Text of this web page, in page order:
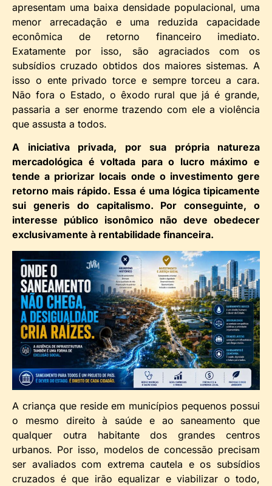
apresentam uma baixa densidade populacional, uma
menor arrecadação e uma reduzida capacidade
econômica de retorno financeiro imediato.
Exatamente por isso, são agraciados com os
subsídios cruzado obtidos dos maiores sistemas. A
isso o ente privado torce e sempre torceu a cara.
Não fora o Estado, o êxodo rural que já é grande,
passaria a ser enorme trazendo com ele a violência
que assusta a todos.
A iniciativa privada, por sua própria natureza
mercadológica é voltada para o lucro máximo e
tende a priorizar locais onde o investimento gere
retorno mais rápido. Essa é uma lógica tipicamente
sui generis do capitalismo. Por conseguinte, o
interesse público isonômico não deve obedecer
exclusivamente à rentabilidade financeira.
A criança que reside em municípios pequenos possui
o mesmo direito à saúde e ao saneamento que
qualquer outra habitante dos grandes centros
urbanos. Por isso, modelos de concessão precisam
ser avaliados com extrema cautela e os subsídios
cruzados é que irão equalizar e viabilizar o todo,